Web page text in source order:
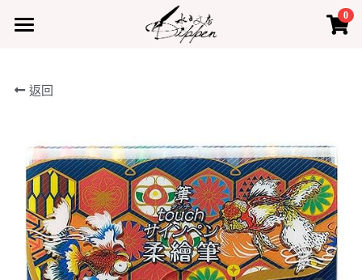
0
產品
聯絡我們
登錄
返回
×
商品分類
所有商品分類
×
部落格分類
所有博客分類
水占小教室